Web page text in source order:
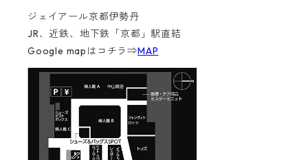
ジェイアール京都伊勢丹
JR、近鉄、地下鉄「京都」駅直結
Google mapはコチラ⇒MAP